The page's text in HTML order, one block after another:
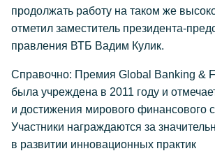
продолжать работу на таком же
отметил заместитель президента-
правления ВТБ Вадим Кулик.
Справочно: Премия Global Banking &
была учреждена в 2011 году и
и достижения мирового финансового
Участники награждаются за
в развитии инновационных практик